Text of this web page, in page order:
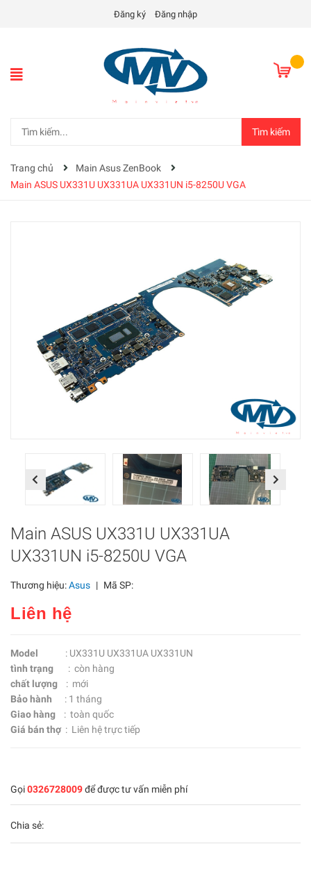
Đăng ký Đăng nhập
Tìm kiếm
Trang chủ
Main Asus ZenBook
Main ASUS UX331U UX331UA UX331UN i5-8250U VGA
Previous Next
Main ASUS UX331U UX331UA
UX331UN i5-8250U VGA
Thương hiệu:Asus | Mã SP:
Liên hệ
Model : UX331U UX331UA UX331UN
tình trạng
: còn hàng
chất lượng : mới
Bảo hành
: 1 tháng
Giao hàng : toàn quốc
Giá bán thợ : Liên hệ trực tiếp
Gọi0326728009để được tư vấn miễn phí
Chia sẻ: